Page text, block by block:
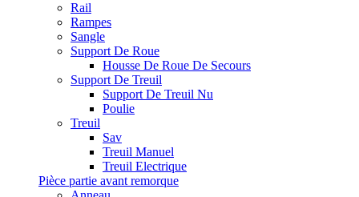
Rail
Rampes
Sangle
Support De Roue
Housse De Roue De Secours
Support De Treuil
Support De Treuil Nu
Poulie
Treuil
Sav
Treuil Manuel
Treuil Electrique
Pièce partie avant remorque